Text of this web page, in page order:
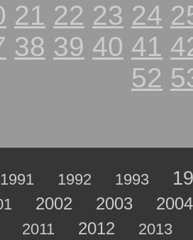
21 22 23 24
38 39 40 41
52
1991 1992 1993
2002 2003 2004
2011 2012 2013